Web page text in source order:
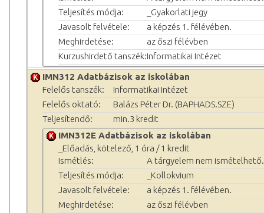
Teljesítés módja:
_Gyakorlati jegy
Javasolt felvétele:
a képzés 1. félévében.
Meghirdetése:
az őszi félévben
Kurzushirdető tanszék:Informatikai Intézet
IMN312 Adatbázisok az iskolában
Felelős tanszék:
Informatikai Intézet
Felelős oktató:
Balázs Péter Dr. (BAPHADS.SZE)
Teljesítendő:
min.3 kredit
IMN312E Adatbázisok az iskolában
_Előadás, kötelező, 1 óra / 1 kredit
Ismétlés:
A tárgyelem nem ismételhető.
Teljesítés módja:
_Kollokvium
Javasolt felvétele:
a képzés 1. félévében.
Meghirdetése:
az őszi félévben